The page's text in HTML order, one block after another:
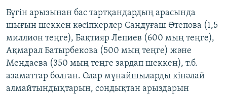
Бүгін арызынан бас тартқандардың арасында
шығын шеккен кәсіпкерлер Сандуғаш Өтепова (1,5
миллион теңге), Бақтияр Лепиев (600 мың теңге),
Ақмарал Батырбекова (500 мың теңге) және
Мендаева (350 мың теңге зардап шеккен), т.б.
азаматтар болған. Олар мұнайшыларды кінәлай
алмайтындықтарын, сондықтан арыздарын